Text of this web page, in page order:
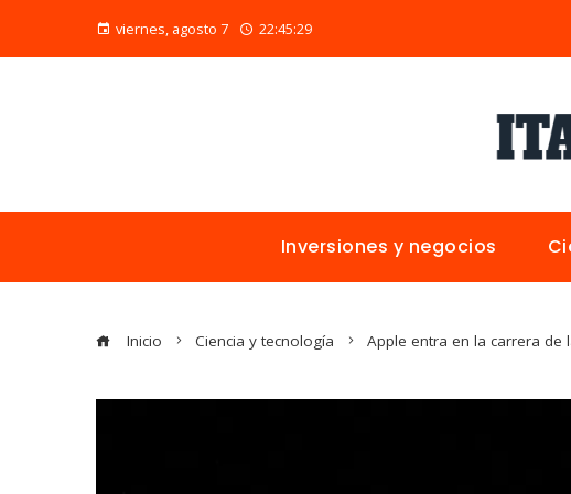
viernes, agosto 7 22:45:30
Inversiones y negocios
Inicio Ciencia y tecnología Apple entra en la carrera de